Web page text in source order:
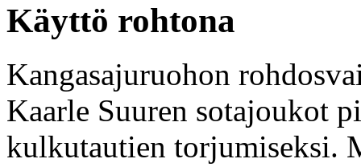
Käyttö rohtona
Kangasajuruohon
Kaarle Suuren sotajoukot
kulkutautien torjumiseksi.